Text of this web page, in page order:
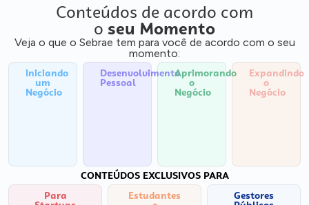
Conteúdos de acordo com
o seu Momento
Veja o que o Sebrae tem para você de acordo com o seu
momento:
Iniciando
um
Negócio
Desenvolvimento
Pessoal
Aprimorando
o
Negócio
Expandindo
o
Negócio
CONTEÚDOS EXCLUSIVOS PARA
Para
Estudantes Gestores